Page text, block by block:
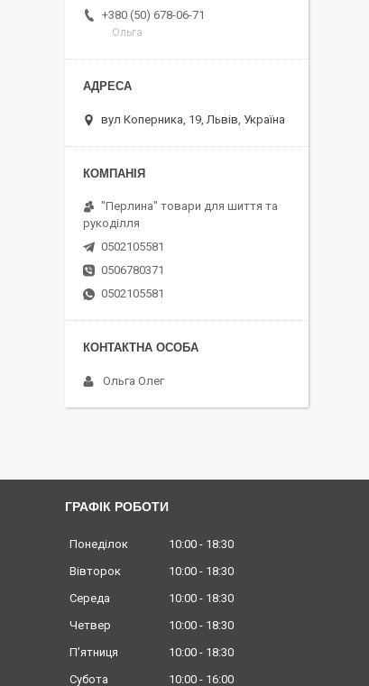
+380 (50) 678-06-71
Ольга
вул Коперника, 19, Львів, Україна
"Перлина" товари для шиття та
рукоділля
0502105581
0506780371
0502105581
Ольга Олег
ГРАФІК РОБОТИ
Понеділок 10:00
18:30
Вівторок
10:00
18:30
Середа
10:00
18:30
Четвер
10:00
18:30
Пʼятниця
10:00
18:30
Субота
10:00 16:00